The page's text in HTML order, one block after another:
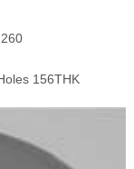
156THK